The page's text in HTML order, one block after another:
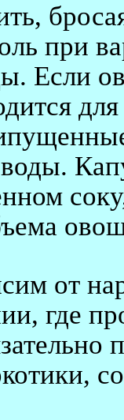
при
Если
от
где